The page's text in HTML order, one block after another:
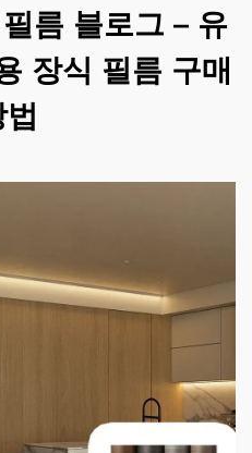
름 블로그 – 유
장식 필름 구매
법